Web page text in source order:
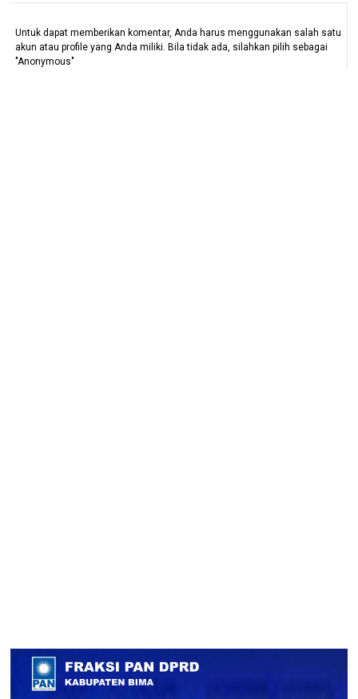
Untuk dapat memberikan komentar, Anda harus menggunakan salah satu
akun atau profile yang Anda miliki. Bila tidak ada, silahkan pilih sebagai
"Anonymous"